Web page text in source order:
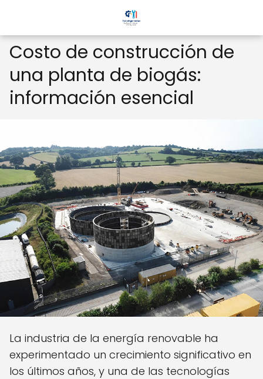
Costo de construcción de
una planta de biogás:
información esencial
La industria de la energía renovable ha
experimentado un crecimiento significativo en
los últimos años, y una de las tecnologías